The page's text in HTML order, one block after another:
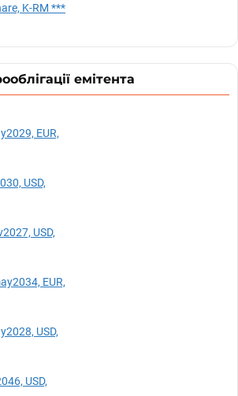
K-RM ***
емітента
EUR,
USD,
USD,
EUR,
USD,
USD,